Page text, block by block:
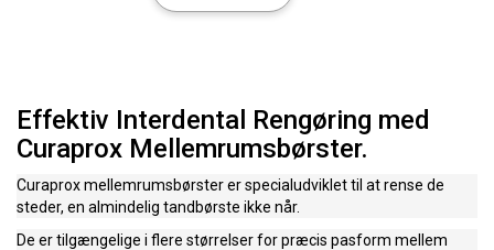
Effektiv Interdental Rengøring med
Curaprox Mellemrumsbørster.
Curaprox mellemrumsbørster er specialudviklet til at rense de
steder, en almindelig tandbørste ikke når.
De er tilgængelige i flere størrelser for præcis pasform mellem